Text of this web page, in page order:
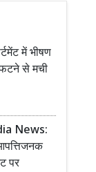
में भीषण
से मची
News:
पर